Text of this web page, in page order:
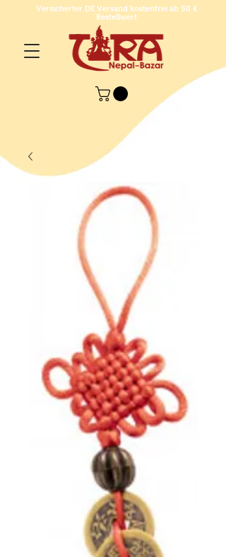
Versicherter DE Versand kostenfrei ab 50 €
Bestellwert